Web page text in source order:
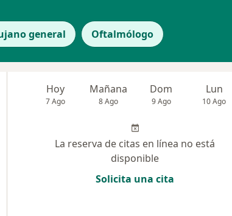
general Oftalmólogo
Hoy
7 Ago
Mañana
8 Ago
Dom
9 Ago
Lun
10 Ago
La reserva de citas en línea no está
disponible
Solicita una cita